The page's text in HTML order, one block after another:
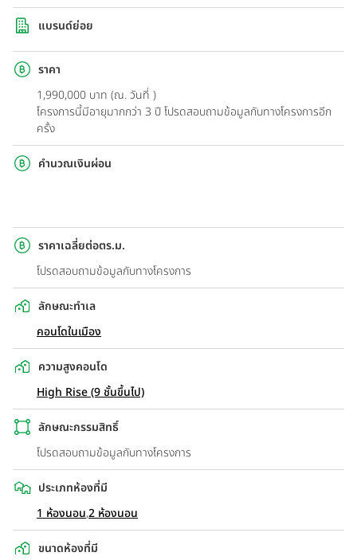
แบรนด์ย่อย
ราคา
1,990,000 บาท (ณ. วันที่ )
โครงการนี้มีอายุมากกว่า 3 ปี โปรดสอบถามข้อมูลกับทางโครงการอีก
ครั้ง
คำนวณเงินผ่อน
ราคาเฉลี่ยต่อตร.ม.
โปรดสอบถามข้อมูลกับทางโครงการ
ลักษณะทำเล
คอนโดในเมือง
ความสูงคอนโด
High Rise (9 ชั้นขึ้นไป)
ลักษณะกรรมสิทธิ์
โปรดสอบถามข้อมูลกับทางโครงการ
ประเภทห้องที่มี
1 ห้องนอน,2 ห้องนอน
ขนาดห้องที่มี